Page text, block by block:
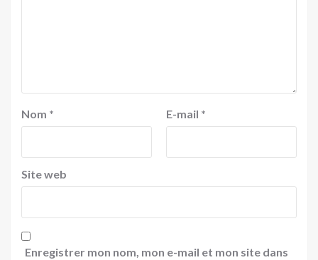
Nom * E-mail *
Site web
Enregistrer mon nom, mon e-mail et mon site dans